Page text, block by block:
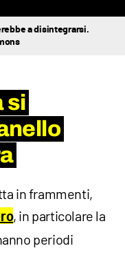
a disintegrarsi.
si
in frammenti,
, in particolare la
periodi